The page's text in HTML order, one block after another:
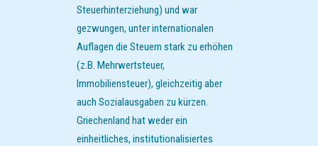
Steuerhinterziehung) und war
gezwungen, unter internationalen
Auflagen die Steuern stark zu erhöhen
(z.B. Mehrwertsteuer,
Immobiliensteuer), gleichzeitig aber
auch Sozialausgaben zu kürzen.
Griechenland hat weder ein
einheitliches, institutionalisiertes